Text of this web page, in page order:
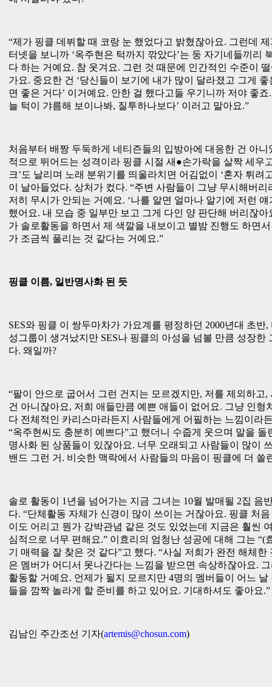
“제가 핑클 데뷔할 때 코랑 눈 했었다고 밝혔잖아요. 그런데
터넷을 보니까 ‘옥주현은 턱까지 깎았다’는 둥 자기네들끼리
다 하는 거예요. 참 웃겨요. 그런 것 때문에 인간적인 수준이
가요. 중요한 건 ‘당신들이 보기에 내가 많이 달라졌고 그게
면 좋은 거다’ 이거예요. 안한 걸 했다고들 우기니까 저야 좋죠
늘 턱이 갸름해 보이나봐, 질투하나보다’ 이러고 말아요.”
처음부터 배짱 두둑하게 네티즌들의 입방아에 대응한 건 아니
적으로 뛰어드는 성격이라 핑클 시절 새●손가락을 살짝 세우
크’도 날리며 노래 분위기를 띄울라치면 어김없이 ‘혼자 튀려
이 날아들었다. 상처가 컸다. “주변 사람들이 그냥 무시해버리
저히 무시가 안되는 거예요. ‘나를 알면 얼마나 알기에 저런 얘
했어요. 내 모습 중 일부만 보고 그게 다인 양 판단해 버리잖아
가 솔로활동을 하면서 제 색깔을 내보이고 별밤 진행도 하면
가 조금씩 풀리는 것 같다는 거예요.”
핑클 이름, 일반명사화 된 듯
SES와 핑클 이 쌍두마차가 가요계를 평정하던 2000년대 초반
성그룹이 생겨났지만 SES나 핑클의 아성을 넘볼 만큼 성장한
다. 왜일까?
“팔이 안으로 굽어서 그런 건지는 모르겠지만, 저를 제외하고,
건 아니잖아요, 저희 애들만큼 예쁜 애들이 없어요. 그냥 인형
다 전체적인 카리스마라든지 사람들에게 어필하는 느낌이라
“옥주현씨도 충분히 예쁘다”고 했더니 수줍게 웃으며 말을 돌
명사화 된 상품들이 있잖아요. 너무 오래되고 사람들이 많이
밴드 그런 거. 비슷한 맥락에서 사람들의 마음이 핑클에 더 쏠
솔로 활동이 1년을 넘어가는 지금 그녀는 10월 발매될 2집 음
다. “단체활동 자체가 신경이 많이 쓰이는 거잖아요. 핑클 처
이도 어리고 뭔가 강박관념 같은 것도 있었는데 지금은 훨씬
심적으로 너무 편해요.” 이효리의 엄청난 성공에 대해 그는 “(
기 매력을 잘 찾은 것 같다”고 했다. “사실 저희가 완전 해체한
은 멤버가 어디서 못나간다는 느낌을 받으면 속상하잖아요.
활동할 거예요. 언제가 될지 모르지만 4명의 멤버들이 어느 날
들을 깜짝 놀라게 할 준비를 하고 있어요. 기대하셔도 좋아요.”
김남인 주간조선 기자(artemis@chosun.com)